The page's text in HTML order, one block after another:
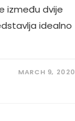
između dvije
idealno
MARCH 9, 2020